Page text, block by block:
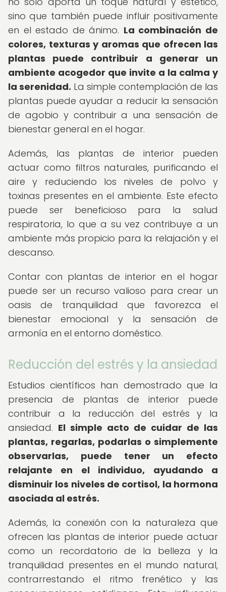
sino que también puede influir positivamente
en el estado de ánimo. La combinación de
colores, texturas y aromas que ofrecen las
plantas puede contribuir a generar un
ambiente acogedor que invite a la calma y
la serenidad. La simple contemplación de las
plantas puede ayudar a reducir la sensación
de agobio y contribuir a una sensación de
bienestar general en el hogar.
Además, las plantas de interior pueden
actuar como filtros naturales, purificando el
aire y reduciendo los niveles de polvo y
toxinas presentes en el ambiente. Este efecto
puede ser beneficioso para la salud
respiratoria, lo que a su vez contribuye a un
ambiente más propicio para la relajación y el
descanso.
Contar con plantas de interior en el hogar
puede ser un recurso valioso para crear un
oasis de tranquilidad que favorezca el
bienestar emocional y la sensación de
armonía en el entorno doméstico.
Reducción del estrés y la ansiedad
Estudios científicos han demostrado que la
presencia de plantas de interior puede
contribuir a la reducción del estrés y la
ansiedad. El simple acto de cuidar de las
plantas, regarlas, podarlas o simplemente
observarlas, puede tener un efecto
relajante en el individuo, ayudando a
disminuir los niveles de cortisol, la hormona
asociada al estrés.
Además, la conexión con la naturaleza que
ofrecen las plantas de interior puede actuar
como un recordatorio de la belleza y la
tranquilidad presentes en el mundo natural,
contrarrestando el ritmo frenético y las